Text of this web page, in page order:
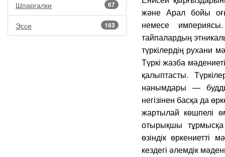
67
Шпаргалки
163
Эссе
және Арал бойы
немесе
тайпалардың
түркілердің рухани
Түркі жазба
қалыптасты.
нанымдары —
негізінен басқа да
жартылай көшпелі
отырықшы
өзіндік өркениетті
кездегі әлемдік